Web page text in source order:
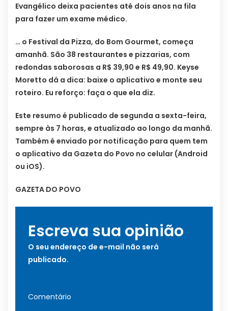
Evangélico deixa pacientes até dois anos na fila
para fazer um exame médico.
… o Festival da Pizza, do Bom Gourmet, começa
amanhã. São 38 restaurantes e pizzarias, com
redondas saborosas a R$ 39,90 e R$ 49,90. Keyse
Moretto dá a dica: baixe o aplicativo e monte seu
roteiro. Eu reforço: faça o que ela diz.
Este resumo é publicado de segunda a sexta-feira,
sempre às 7 horas, e atualizado ao longo da manhã.
Também é enviado por notificação para quem tem
o aplicativo da Gazeta do Povo no celular (Android
ou iOS).
GAZETA DO POVO
Escreva sua opinião
O seu endereço de e-mail não será
publicado.
Comentário